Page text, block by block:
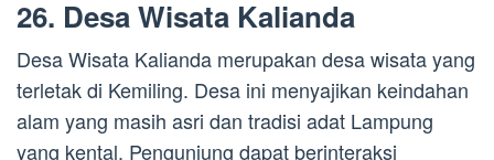
26. Desa Wisata Kalianda
Desa Wisata Kalianda merupakan desa wisata yang
terletak di Kemiling. Desa ini menyajikan keindahan
alam yang masih asri dan tradisi adat Lampung
yang kental. Pengunjung dapat berinteraksi